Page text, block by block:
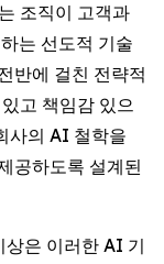
조직이 고객과
는 선도적 기술
반에 걸친 전략적
고 책임감 있으
사의 AI 철학을
공하도록 설계된
은 이러한 AI 기